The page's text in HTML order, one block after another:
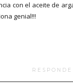
con el aceite de
genial!!!